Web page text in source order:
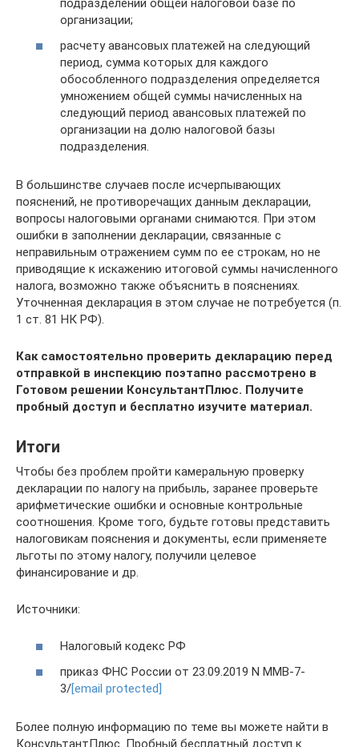
подразделений общей налоговой базе по
организации;
расчету авансовых платежей на следующий
период, сумма которых для каждого
обособленного подразделения определяется
умножением общей суммы начисленных на
следующий период авансовых платежей по
организации на долю налоговой базы
подразделения.
В большинстве случаев после исчерпывающих
пояснений, не противоречащих данным декларации,
вопросы налоговыми органами снимаются. При этом
ошибки в заполнении декларации, связанные с
неправильным отражением сумм по ее строкам, но не
приводящие к искажению итоговой суммы начисленного
налога, возможно также объяснить в пояснениях.
Уточненная декларация в этом случае не потребуется (п.
1 ст. 81 НК РФ).
Как самостоятельно проверить декларацию перед
отправкой в инспекцию поэтапно рассмотрено в
Готовом решении КонсультантПлюс. Получите
пробный доступ и бесплатно изучите материал.
Итоги
Чтобы без проблем пройти камеральную проверку
декларации по налогу на прибыль, заранее проверьте
арифметические ошибки и основные контрольные
соотношения. Кроме того, будьте готовы представить
налоговикам пояснения и документы, если применяете
льготы по этому налогу, получили целевое
финансирование и др.
Источники:
Налоговый кодекс РФ
приказ ФНС России от 23.09.2019 N ММВ-7-
3/[email protected]
Более полную информацию по теме вы можете найти в
КонсультантПлюс. Пробный бесплатный доступ к